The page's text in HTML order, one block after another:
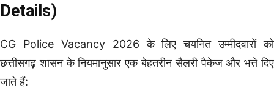
Details)
CG Police Vacancy 2026 के लिए चयनित उम्मीदवारों को
छत्तीसगढ़ शासन के नियमानुसार एक बेहतरीन सैलरी पैकेज और भत्ते दिए
जाते हैं: